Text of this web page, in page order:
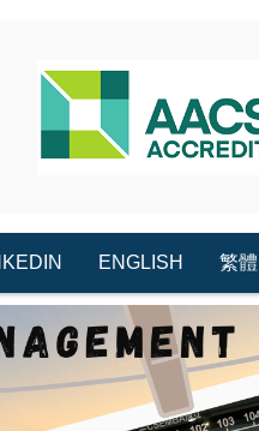
ENGLISH 繁體